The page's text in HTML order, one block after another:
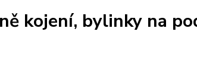
kojení, bylinky na